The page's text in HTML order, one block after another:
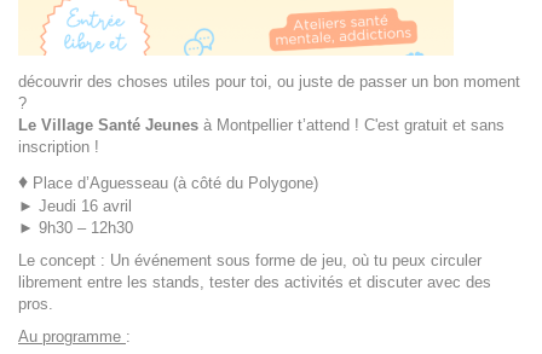
découvrir des choses utiles pour toi, ou juste de passer un bon moment
?
Le Village Santé Jeunes à Montpellier t’attend ! C'est gratuit et sans
inscription !
♦ Place d’Aguesseau (à côté du Polygone)
► Jeudi 16 avril
► 9h30 – 12h30
Le concept : Un événement sous forme de jeu, où tu peux circuler
librement entre les stands, tester des activités et discuter avec des
pros.
Au programme :